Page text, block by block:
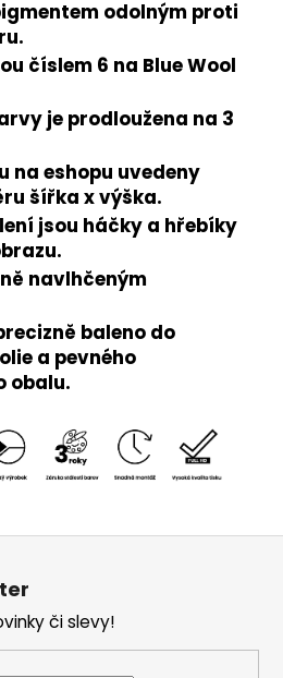
odolným proti
číslem 6 na Blue Wool
je prodloužena na 3
na eshopu uvedeny
šířka x výška.
jsou háčky a hřebíky
navlhčeným
baleno do
a pevného
obalu.
či slevy!